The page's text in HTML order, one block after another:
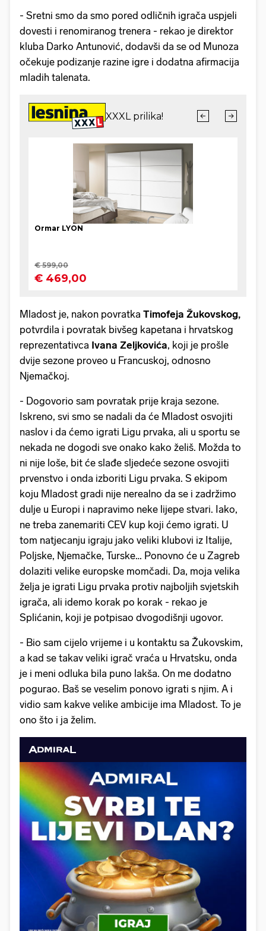
- Sretni smo da smo pored odličnih igrača uspjeli
dovesti i renomiranog trenera - rekao je direktor
kluba Darko Antunović, dodavši da se od Munoza
očekuje podizanje razine igre i dodatna afirmacija
mladih talenata.
Mladost je, nakon povratka Timofeja Žukovskog,
potvrdila i povratak bivšeg kapetana i hrvatskog
reprezentativca Ivana Zeljkovića, koji je prošle
dvije sezone proveo u Francuskoj, odnosno
Njemačkoj.
- Dogovorio sam povratak prije kraja sezone.
Iskreno, svi smo se nadali da će Mladost osvojiti
naslov i da ćemo igrati Ligu prvaka, ali u sportu se
nekada ne dogodi sve onako kako želiš. Možda to
ni nije loše, bit će slađe sljedeće sezone osvojiti
prvenstvo i onda izboriti Ligu prvaka. S ekipom
koju Mladost gradi nije nerealno da se i zadržimo
dulje u Europi i napravimo neke lijepe stvari. Iako,
ne treba zanemariti CEV kup koji ćemo igrati. U
tom natjecanju igraju jako veliki klubovi iz Italije,
Poljske, Njemačke, Turske… Ponovno će u Zagreb
dolaziti velike europske momčadi. Da, moja velika
želja je igrati Ligu prvaka protiv najboljih svjetskih
igrača, ali idemo korak po korak - rekao je
Splićanin, koji je potpisao dvogodišnji ugovor.
- Bio sam cijelo vrijeme i u kontaktu sa Žukovskim,
a kad se takav veliki igrač vraća u Hrvatsku, onda
je i meni odluka bila puno lakša. On me dodatno
pogurao. Baš se veselim ponovo igrati s njim. A i
vidio sam kakve velike ambicije ima Mladost. To je
ono što i ja želim.